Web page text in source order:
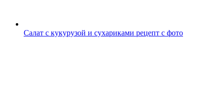
Салат с кукурузой и сухариками рецепт с фото